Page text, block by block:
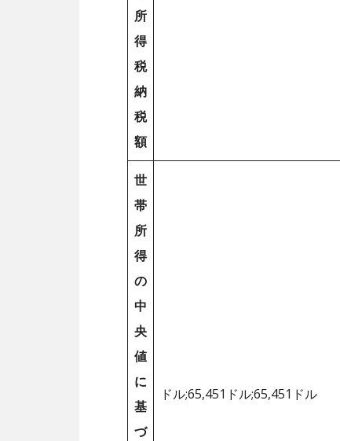
所
得
税
納
税
額
世
帯
所
得
の
中
央
値
に
基
づ
ドル;65,451ドル;65,451ドル